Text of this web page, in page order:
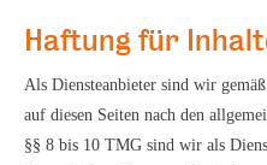
Haftung für
Als Diensteanbieter sind wir
auf diesen Seiten nach den
§§ 8 bis 10 TMG sind wir als